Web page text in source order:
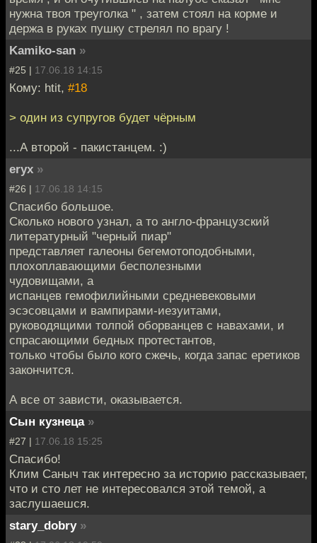
нужна твоя треуголка " , затем стоял на корме и
держа в руках пушку стрелял по врагу !
Kamiko-san »
#25 | 17.06.18 14:15
Кому: htit, #18
> один из супругов будет чёрным
...А второй - пакистанцем. :)
eryx »
#26 | 17.06.18 14:15
Спасибо большое.
Сколько нового узнал, а то англо-французский
литературный "черный пиар"
представляет галеоны бегемотоподобными,
плохоплавающими бесполезными
чудовищами, а
испанцев гемофилийными средневековыми
эсэсовцами и вампирами-иезуитами,
руководящими толпой оборванцев с навахами, и
спрасающими бедных протестантов,
только чтобы было кого сжечь, когда запас еретиков
закончится.
А все от зависти, оказывается.
Сын кузнеца »
#27 | 17.06.18 15:25
Спасибо!
Клим Саныч так интересно за историю рассказывает,
что и сто лет не интересовался этой темой, а
заслушаешся.
stary_dobry »